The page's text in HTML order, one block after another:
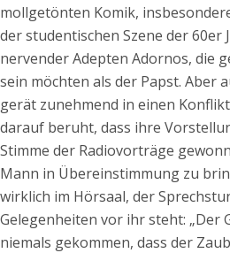
mollgetönten Komik,
der studentischen Szene der 60er
nervender Adepten Adornos, die
sein möchten als der Papst. Aber
gerät zunehmend in einen
darauf beruht, dass ihre
Stimme der Radiovorträge
Mann in Übereinstimmung zu
wirklich im Hörsaal, der
Gelegenheiten vor ihr steht: „Der
niemals gekommen, dass der